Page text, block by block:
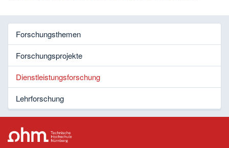
Forschungsthemen
Forschungsprojekte
Dienstleistungsforschung
Lehrforschung